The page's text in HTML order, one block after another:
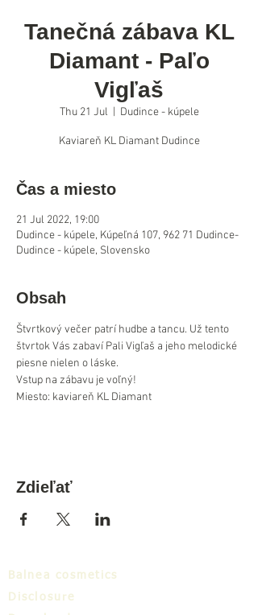
Tanečná zábava KL
Diamant - Paľo
Vigľaš
Thu 21 Jul Dudince - kúpele
Kaviareň KL Diamant Dudince
Čas a miesto
21 Jul 2022, 19:00
Dudince - kúpele, Kúpeľná 107, 962 71 Dudince-
Dudince - kúpele, Slovensko
Obsah
Štvrtkový večer patrí hudbe a tancu. Už tento
štvrtok Vás zabaví Pali Vigľaš a jeho melodické
piesne nielen o láske.
Vstup na zábavu je voľný!
Miesto: kaviareň KL Diamant
Zdieľať
Balnea cosmetics
Disclosure